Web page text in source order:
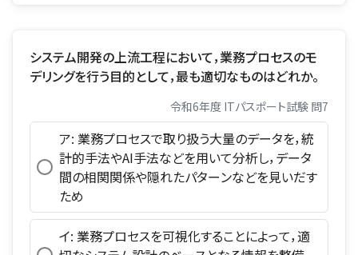
システム開発の上流工程において，業務プロセスのモ
デリングを行う目的として，最も適切なものはどれか。
令和6年度 ITパスポート試験 問7
ア: 業務プロセスで取り扱う大量のデータを，統
計的手法やAI手法などを用いて分析し，データ
間の相関関係や隠れたパターンなどを見いだす
ため
イ: 業務プロセスを可視化することによって，適